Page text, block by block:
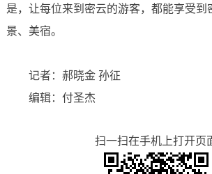
是，让每位来到密云的游客，都能享受到
景、美宿。
记者：郝晓金 孙征
编辑：付圣杰
扫一扫在手机上打开页